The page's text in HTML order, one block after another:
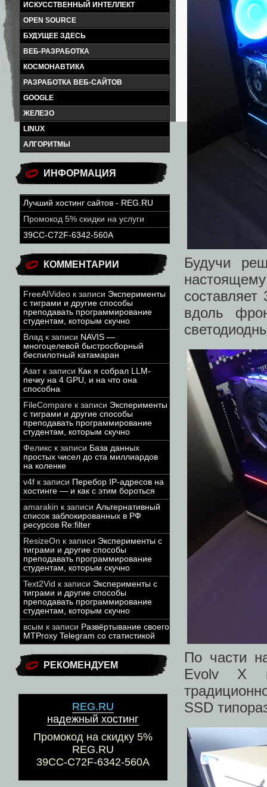
ИСКУССТВЕННЫЙ ИНТЕЛЛЕКТ
OPEN SOURCE
БУДУЩЕЕ ЗДЕСЬ
ВЕБ-РАЗРАБОТКА
КОСМОНАВТИКА
РАЗРАБОТКА ВЕБ-САЙТОВ
GOOGLE
ЖЕЛЕЗО
LINUX
АЛГОРИТМЫ
ИНФОРМАЦИЯ
Лучший хостинг сайтов - REG.RU
Промокод 5% скидки на услуги
39CC-C72F-6342-560A
КОММЕНТАРИИ
FreeAIVideo к записи Эксперименты
с тиграми и другие способы
преподавать программирование
студентам, которым скучно
Влад к записи NAVIS —
многоцелевой быстросборный
беспилотный катамаран
Азатк записи Как я собрал LLM-
печку на 4 GPU, и на что она
способна
FileCompare к записи Эксперименты
с тиграми и другие способы
преподавать программирование
студентам, которым скучно
Феликс к записи База данных
простых чисел до ста миллиардов
на коленке
v4f к записи Перебор IP-адресов на
хостинге — и как с этим бороться
amarakin к записи Альтернативный
список заблокированных в РФ
ресурсов Re:filter
ResizeOn к записи Эксперименты с
тиграми и другие способы
преподавать программирование
студентам, которым скучно
Text2Vid к записи Эксперименты с
тиграми и другие способы
преподавать программирование
студентам, которым скучно
всым к записи Развёртывание своего
MTProxy Telegram со статистикой
РЕКОМЕНДУЕМ
REG.RU
надежный хостинг
Промокод на скидку 5%
REG.RU
39CC-C72F-6342-560A
Будучи
вдоль
По части
Evolv X
SSD